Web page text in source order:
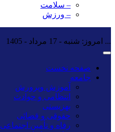
– سلامت
– ورزش
... امروز: شنبه - 17 مرداد - 1405
صفحه نخست
جامعه
آموزش وپرورش
انتظامی و حوادث
بهزیستی
حقوقی و قضائی
رفاه و تأمین اجتماعی